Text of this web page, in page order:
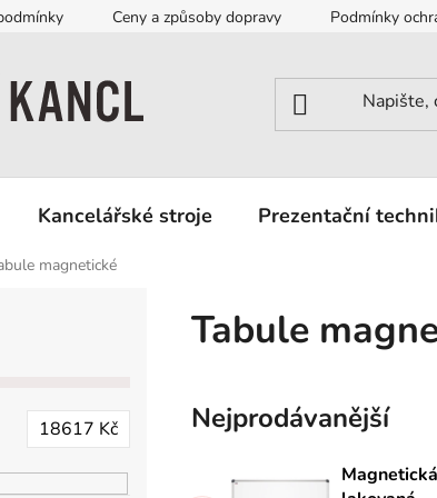
Ceny a způsoby dopravy Podmínky
Kancelářské stroje Prezentační
magnetické
18617 Kč
Tabule
Nejprodávanější
Magnetická